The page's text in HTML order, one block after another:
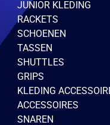
de
productpagina
JUNIOR KLEDING
RACKETS
SCHOENEN
TASSEN
SHUTTLES
GRIPS
KLEDING
ACCESSOIRES
SNAREN